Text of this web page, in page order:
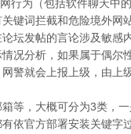
行为（包括软件聊天中
键词拦截和危险境外网
坛发帖的言论涉及敏感
况分析，如果属于偶尔
警就会上报上级，由上
等，大概可分为3类，
依官方部署安装关键字